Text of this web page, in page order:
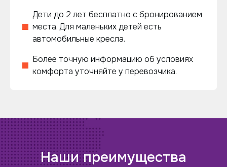
Дети до 2 лет бесплатно с бронированием
места. Для маленьких детей есть
автомобильные кресла.
Более точную информацию об условиях
комфорта уточняйте у перевозчика.
Наши преимущества